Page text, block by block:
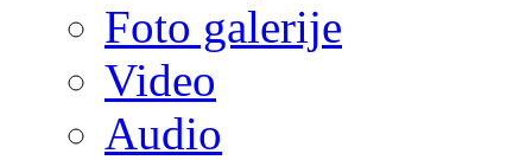
Foto galerije
Video
Audio